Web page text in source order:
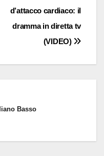
d’attacco cardiaco: il
dramma in diretta tv
(VIDEO)
Basso